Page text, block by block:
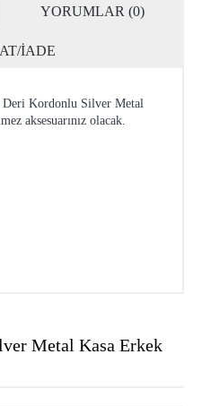
YORUMLAR (0)
İADE
Deri Kordonlu Silver Metal
aksesuarınız olacak.
Metal Kasa Erkek